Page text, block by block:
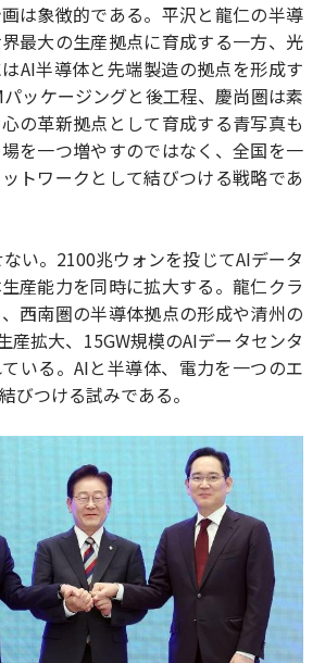
は象徴的である。平沢と龍仁の半導
最大の生産拠点に育成する一方、光
AI半導体と先端製造の拠点を形成す
ッケージングと後工程、慶尚圏は素
の革新拠点として育成する青写真も
を一つ増やすのではなく、全国を一
トワークとして結びつける戦略であ
い。2100兆ウォンを投じてAIデータ
産能力を同時に拡大する。龍仁クラ
西南圏の半導体拠点の形成や清州の
産拡大、15GW規模のAIデータセンタ
いる。AIと半導体、電力を一つのエ
びつける試みである。